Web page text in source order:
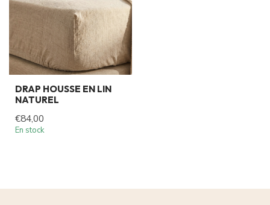
DRAP HOUSSE EN LIN
NATUREL
€84,00
En stock